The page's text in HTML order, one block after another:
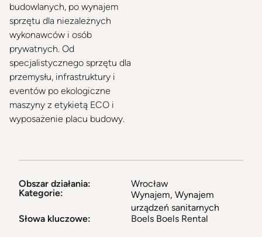
budowlanych, po wynajem
sprzętu dla niezależnych
wykonawców i osób
prywatnych. Od
specjalistycznego sprzętu dla
przemysłu, infrastruktury i
eventów po ekologiczne
maszyny z etykietą ECO i
wyposażenie placu budowy.
Obszar działania:
Wrocław
Kategorie:
Wynajem, Wynajem
urządzeń sanitarnych
Słowa kluczowe:
Boels Boels Rental